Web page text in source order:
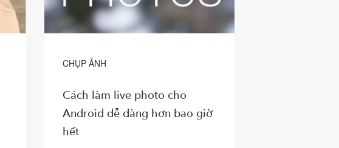
CHỤP ẢNH
Cách làm live photo cho
Android dễ dàng hơn bao giờ
hết